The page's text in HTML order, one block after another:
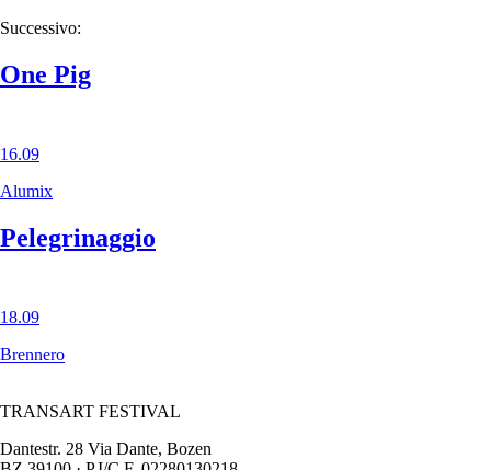
Successivo:
One Pig
16.09
Alumix
Pelegrinaggio
18.09
Brennero
TRANSART FESTIVAL
Dantestr. 28 Via Dante, Bozen